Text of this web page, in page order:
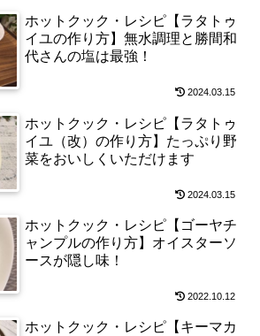
ホットクック・レシピ【ラタトゥ
イユの作り方】無水調理と勝間和
代さんの塩は最強！
2024.03.15
ホットクック・レシピ【ラタトゥ
イユ（改）の作り方】たっぷり野
菜をおいしくいただけます
2024.03.15
ホットクック・レシピ【ゴーヤチ
ャンプルの作り方】オイスターソ
ースが隠し味！
2022.10.12
ホットクック・レシピ【キーマカ